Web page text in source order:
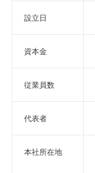
設立日
資本金
従業員数
代表者
本社所在地